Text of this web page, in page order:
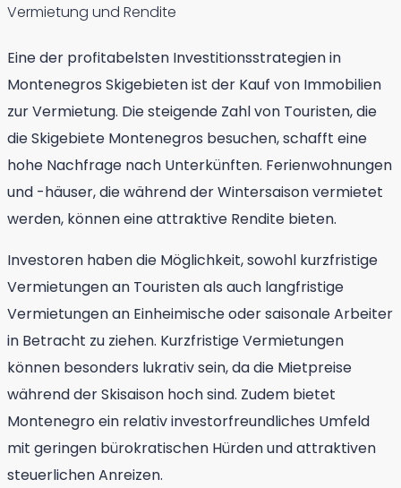
Vermietung und Rendite
Eine der profitabelsten Investitionsstrategien in
Montenegros Skigebieten ist der Kauf von Immobilien
zur Vermietung. Die steigende Zahl von Touristen, die
die Skigebiete Montenegros besuchen, schafft eine
hohe Nachfrage nach Unterkünften. Ferienwohnungen
und -häuser, die während der Wintersaison vermietet
werden, können eine attraktive Rendite bieten.
Investoren haben die Möglichkeit, sowohl kurzfristige
Vermietungen an Touristen als auch langfristige
Vermietungen an Einheimische oder saisonale Arbeiter
in Betracht zu ziehen. Kurzfristige Vermietungen
können besonders lukrativ sein, da die Mietpreise
während der Skisaison hoch sind. Zudem bietet
Montenegro ein relativ investorfreundliches Umfeld
mit geringen bürokratischen Hürden und attraktiven
steuerlichen Anreizen.